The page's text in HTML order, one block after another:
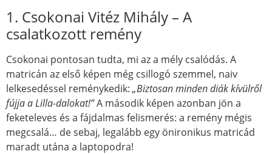
1. Csokonai Vitéz Mihály – A
csalatkozott remény
Csokonai pontosan tudta, mi az a mély csalódás. A
matricán az első képen még csillogó szemmel, naiv
lelkesedéssel reménykedik: „Biztosan minden diák kívülről
fújja a Lilla-dalokat!”A második képen azonban jön a
feketeleves és a fájdalmas felismerés: a remény mégis
megcsalá… de sebaj, legalább egy önironikus matricád
maradt utána a laptopodra!